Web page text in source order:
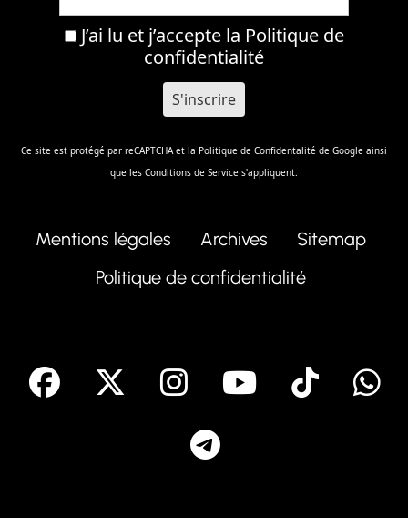
J’ai lu et j’accepte la Politique de
confidentialité
Ce site est protégé par reCAPTCHA et la Politique de Confidentalité de Google ainsi
que les Conditions de Service s'appliquent.
Mentions légales Archives
Sitemap
Politique de confidentialité
facebook Instagram
Youtube
Tik